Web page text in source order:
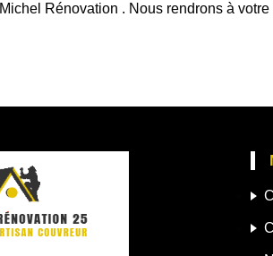
Michel Rénovation . Nous rendrons à